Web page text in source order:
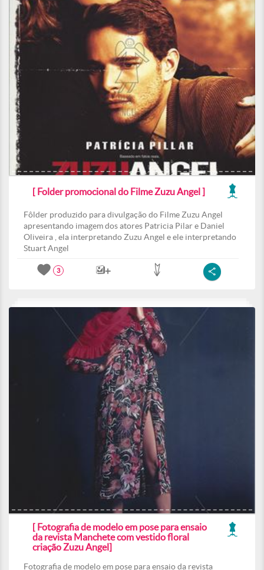
[ Folder promocional do Filme Zuzu Angel ]
Fôlder produzido para divulgação do Filme Zuzu Angel
apresentando imagem dos atores Patricia Pilar e Daniel
Oliveira , ela interpretando Zuzu Angel e ele interpretando
Stuart Angel
3
[ Fotografia de modelo em pose para ensaio
da revista Manchete com vestido floral
criação Zuzu Angel]
Fotografia de modelo em pose para ensaio da revista